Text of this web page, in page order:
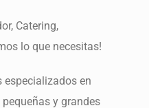
Catering,
lo que necesitas!
especializados en
y grandes